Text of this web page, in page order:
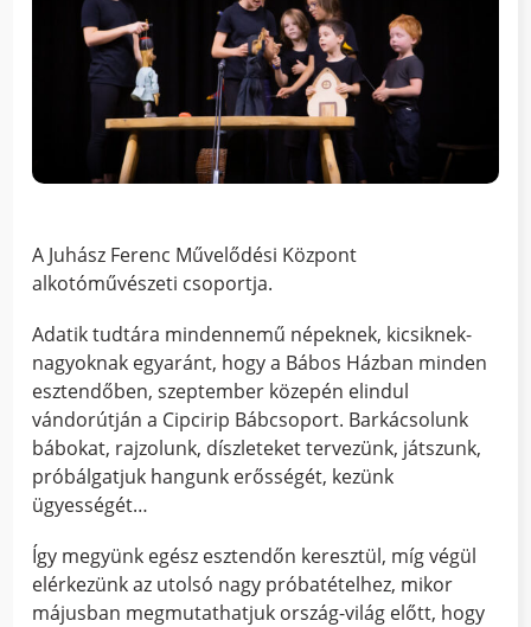
A Juhász Ferenc Művelődési Központ
alkotóművészeti csoportja.
Adatik tudtára mindennemű népeknek, kicsiknek-
nagyoknak egyaránt, hogy a Bábos Házban minden
esztendőben, szeptember közepén elindul
vándorútján a Cipcirip Bábcsoport. Barkácsolunk
bábokat, rajzolunk, díszleteket tervezünk, játszunk,
próbálgatjuk hangunk erősségét, kezünk
ügyességét…
Így megyünk egész esztendőn keresztül, míg végül
elérkezünk az utolsó nagy próbatételhez, mikor
májusban megmutathatjuk ország-világ előtt, hogy